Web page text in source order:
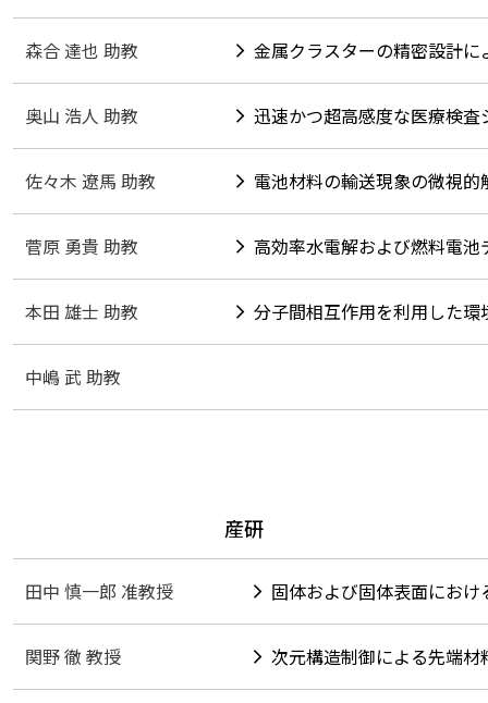
森合 達也 助教 金属クラスターの精密設計
奥山 浩人 助教 迅速かつ超高感度な医療検
佐々木 遼馬 助教 電池材料の輸送現象の微視的
菅原 勇貴 助教 高効率水電解および燃料電
本田 雄士 助教 分子間相互作用を利用した
中嶋 武 助教
産研
田中 慎一郎 准教授 固体および固体表面にお
関野 徹 教授 次元構造制御による先端